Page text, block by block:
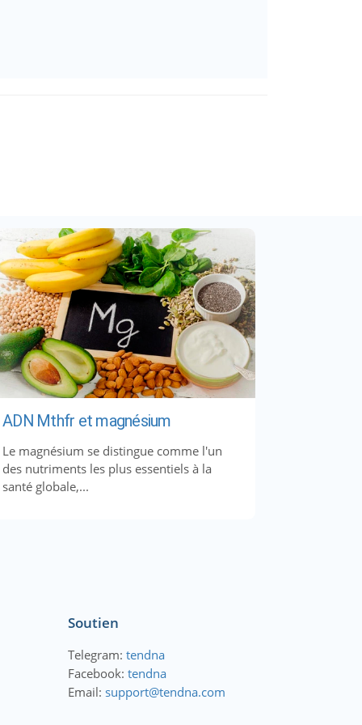
ADN Mthfr et magnésium
Le magnésium se distingue comme l'un
des nutriments les plus essentiels à la
santé globale,...
Soutien
Telegram: tendna
Facebook: tendna
Email: support@tendna.com